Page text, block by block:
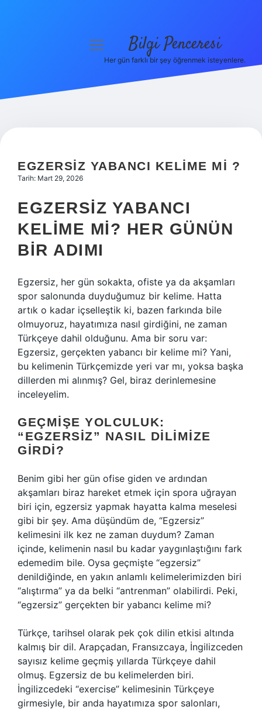
Hakkımızda
menüyü
Bilgi Penceresi
Her gün farklı bir şey öğrenmek isteyenlere.
EGZERSIZ YABANCI KELIME MI ?
Tarih: Mart 29, 2026
EGZERSIZ YABANCI
KELIME MI? HER GÜNÜN
BIR ADIMI
Egzersiz, her gün sokakta, ofiste ya da akşamları
spor salonunda duyduğumuz bir kelime. Hatta
artık o kadar içselleştik ki, bazen farkında bile
olmuyoruz, hayatımıza nasıl girdiğini, ne zaman
Türkçeye dahil olduğunu. Ama bir soru var:
Egzersiz, gerçekten yabancı bir kelime mi? Yani,
bu kelimenin Türkçemizde yeri var mı, yoksa başka
dillerden mi alınmış? Gel, biraz derinlemesine
inceleyelim.
GEÇMIŞE YOLCULUK:
“EGZERSIZ” NASIL DILIMIZE
GIRDI?
Benim gibi her gün ofise giden ve ardından
akşamları biraz hareket etmek için spora uğrayan
biri için, egzersiz yapmak hayatta kalma meselesi
gibi bir şey. Ama düşündüm de, “Egzersiz”
kelimesini ilk kez ne zaman duydum? Zaman
içinde, kelimenin nasıl bu kadar yaygınlaştığını fark
edemedim bile. Oysa geçmişte “egzersiz”
denildiğinde, en yakın anlamlı kelimelerimizden biri
“alıştırma” ya da belki “antrenman” olabilirdi. Peki,
“egzersiz” gerçekten bir yabancı kelime mi?
Türkçe, tarihsel olarak pek çok dilin etkisi altında
kalmış bir dil. Arapçadan, Fransızcaya, İngilizceden
sayısız kelime geçmiş yıllarda Türkçeye dahil
olmuş. Egzersiz de bu kelimelerden biri.
İngilizcedeki “exercise” kelimesinin Türkçeye
girmesiyle, bir anda hayatımıza spor salonları,